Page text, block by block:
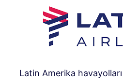
Latin Amerika